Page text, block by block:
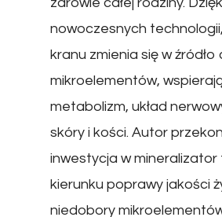
nowoczesnych
kranu zmienia się w źródło
mikroelementów,
metabolizm, układ
skóry i kości. Autor
inwestycja w mineralizator
kierunku poprawy jakości
niedobory